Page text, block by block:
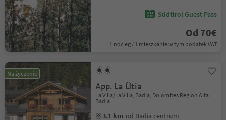
Südtirol Guest Pass
Od 70€
1 nocleg / 1 mieszkanie w tym podatek VAT
Na życzenie
App. La Ütia
La Villa/La Villa, Badia, Dolomites Region Alta
Badia
3.1 km od Badia centrum